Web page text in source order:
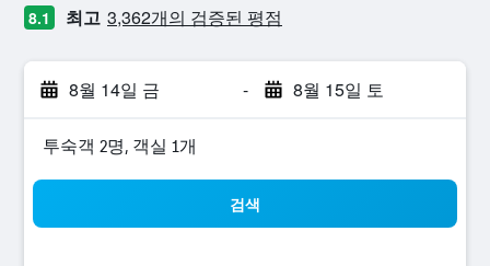
8.1 최고 3,362개의 검증된 평점
8월 14일 금 - 8월 15일 토
​투숙객 2​명, ​객실 1개
검색